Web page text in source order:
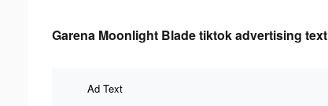
Garena Moonlight Blade tiktok advertising text
Ad Text